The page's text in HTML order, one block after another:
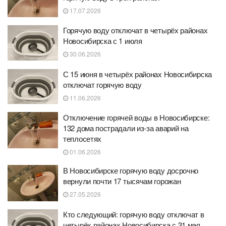
17.07.2026
Горячую воду отключат в четырёх районах
Новосибирска с 1 июля
30.06.2026
С 15 июня в четырёх районах Новосибирска
отключат горячую воду
11.06.2026
Отключение горячей воды в Новосибирске:
132 дома пострадали из-за аварий на
теплосетях
01.06.2026
В Новосибирске горячую воду досрочно
вернули почти 17 тысячам горожан
27.05.2026
Кто следующий: горячую воду отключат в